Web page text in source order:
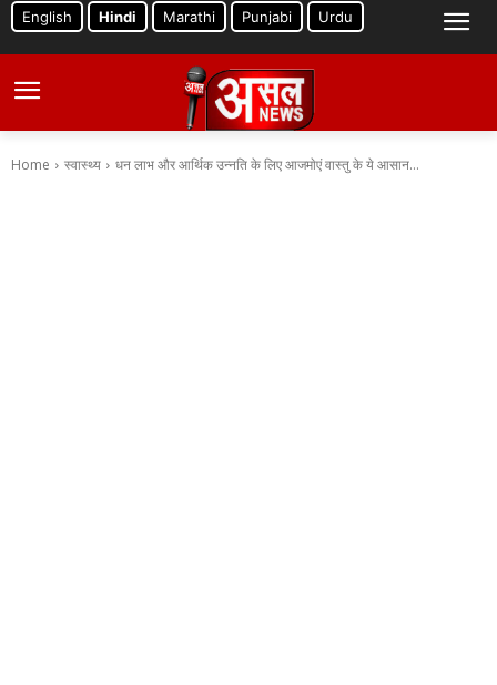
English Hindi Marathi Punjabi Urdu
Home स्वास्थ्य धन लाभ और आर्थिक उन्नति के लिए आजमाेएं वास्तु के ये आसान...